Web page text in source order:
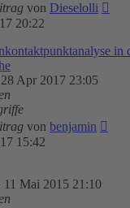
von Dieselolli
20:22
in
28 Apr 2017 23:05
von benjamin
15:42
11 Mai 2015 21:10